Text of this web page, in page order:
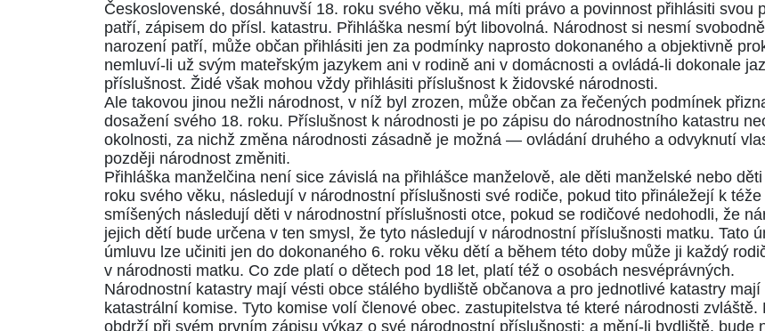
Československé, dosáhnuvší 18. roku svého věku, má míti právo a povinnost přihlásiti svou
patří, zápisem do přísl. katastru. Přihláška nesmí být libovolná. Národnost si nesmí
narození patří, může občan přihlásiti jen za podmínky naprosto dokonaného a objektivně
nemluví-li už svým mateřským jazykem ani v rodině ani v domácnosti a ovládá-li dokonale
příslušnost. Židé však mohou vždy přihlásiti příslušnost k židovské národnosti.
Ale takovou jinou nežli národnost, v níž byl zrozen, může občan za řečených podmínek
dosažení svého 18. roku. Příslušnost k národnosti je po zápisu do národnostního katastru
okolnosti, za nichž změna národnosti zásadně je možná — ovládání druhého a odvyknutí
později národnost změniti.
Přihláška manželčina není sice závislá na přihlášce manželově, ale děti manželské nebo
roku svého věku, následují v národnostní příslušnosti své rodiče, pokud tito přináležejí k
smíšených následují děti v národnostní příslušnosti otce, pokud se rodičové nedohodli, že
jejich dětí bude určena v ten smysl, že tyto následují v národnostní příslušnosti matku. Tato
úmluvu lze učiniti jen do dokonaného 6. roku věku dětí a během této doby může ji každý
v národnosti matku. Co zde platí o dětech pod 18 let, platí též o osobách nesvéprávných.
Národnostní katastry mají vésti obce stálého bydliště občanova a pro jednotlivé katastry
katastrální komise. Tyto komise volí členové obec. zastupitelstva té které národnosti
obdrží při svém prvním zápisu výkaz o své národnostní příslušnosti; a mění-li bydliště, bude